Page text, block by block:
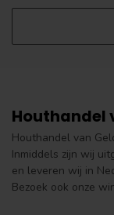
Houthandel
Houthandel van
Inmiddels zijn wij
en leveren wij in
Bezoek ook onze